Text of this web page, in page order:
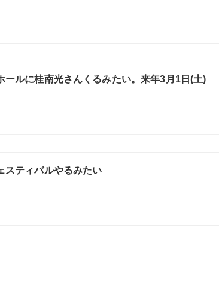
ールに桂南光さんくるみたい。来年3月1日(土)
スティバルやるみたい